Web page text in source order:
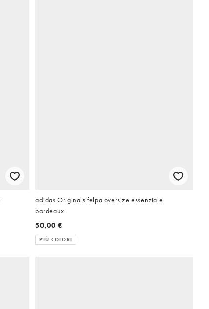
adidas Originals felpa oversize essenziale
bordeaux
50,00 €
PIÙ COLORI